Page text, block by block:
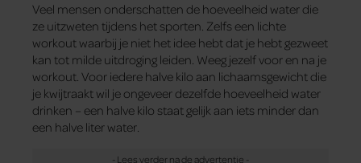
Veel mensen onderschatten de hoeveelheid water die
ze uitzweten tijdens het sporten. Zelfs een lichte
workout waarbij je niet het idee hebt dat je hebt gezweet
kan tot milde uitdroging leiden. Weeg jezelf voor en na je
workout. Voor iedere halve kilo aan lichaamsgewicht die
je kwijtraakt wil je ongeveer dezelfde hoeveelheid water
drinken – een halve kilo staat gelijk aan iets minder dan
een halve liter water.